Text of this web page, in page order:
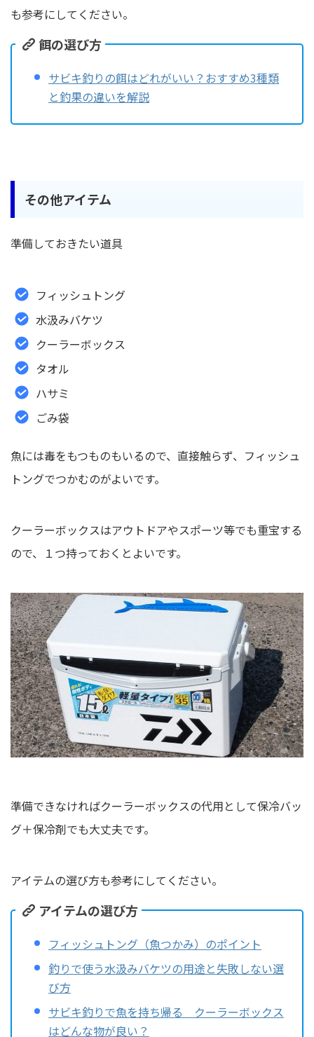
も参考にしてください。
餌の選び方
サビキ釣りの餌はどれがいい？おすすめ3種類
と釣果の違いを解説
その他アイテム
準備しておきたい道具
フィッシュトング
水汲みバケツ
クーラーボックス
タオル
ハサミ
ごみ袋
魚には毒をもつものもいるので、直接触らず、フィッシュ
トングでつかむのがよいです。
クーラーボックスはアウトドアやスポーツ等でも重宝する
ので、１つ持っておくとよいです。
準備できなければクーラーボックスの代用として保冷バッ
グ＋保冷剤でも大丈夫です。
アイテムの選び方も参考にしてください。
アイテムの選び方
フィッシュトング（魚つかみ）のポイント
釣りで使う水汲みバケツの用途と失敗しない選
び方
サビキ釣りで魚を持ち帰る クーラーボックス
はどんな物が良い？